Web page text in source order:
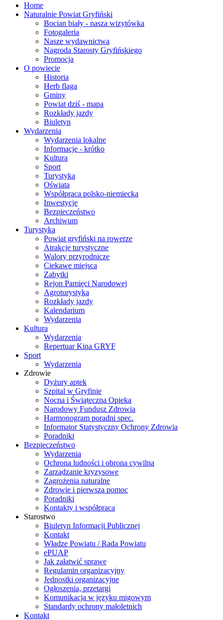
Home
Naturalnie Powiat Gryfiński
Bocian biały - nasza wizytówka
Fotogaleria
Nasze wydawnictwa
Nagroda Starosty Gryfińskiego
Promocja
O powiecie
Historia
Herb flaga
Gminy
Powiat dziś - mapa
Rozkłady jazdy
Biuletyn
Wydarzenia
Wydarzenia lokalne
Informacje - krótko
Kultura
Sport
Turystyka
Oświata
Współpraca polsko-niemiecka
Inwestycje
Bezpieczeństwo
Archiwum
Turystyka
Powiat gryfiński na rowerze
Atrakcje turystyczne
Walory przyrodnicze
Ciekawe miejsca
Zabytki
Rejon Pamięci Narodowej
Agroturystyka
Rozkłady jazdy
Kalendarium
Wydarzenia
Kultura
Wydarzenia
Repertuar Kina GRYF
Sport
Wydarzenia
Zdrowie
Dyżury aptek
Szpital w Gryfinie
Nocna i Świąteczna Opieka
Narodowy Fundusz Zdrowia
Harmonogram poradni spec.
Informator Statystyczny Ochrony Zdrowia
Poradniki
Bezpieczeństwo
Wydarzenia
Ochrona ludności i obrona cywilna
Zarządzanie kryzysowe
Zagrożenia naturalne
Zdrowie i pierwsza pomoc
Poradniki
Kontakty i współpraca
Starostwo
Biuletyn Informacji Publicznej
Kontakt
Władze Powiatu / Rada Powiatu
ePUAP
Jak załatwić sprawę
Regulamin organizacyjny
Jednostki organizacyjne
Ogłoszenia, przetargi
Komunikacja w języku migowym
Standardy ochrony małoletnich
Kontakt